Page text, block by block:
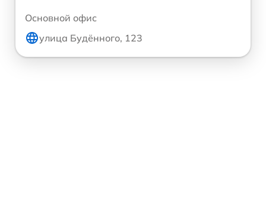
Основной офис
улица Будённого, 123